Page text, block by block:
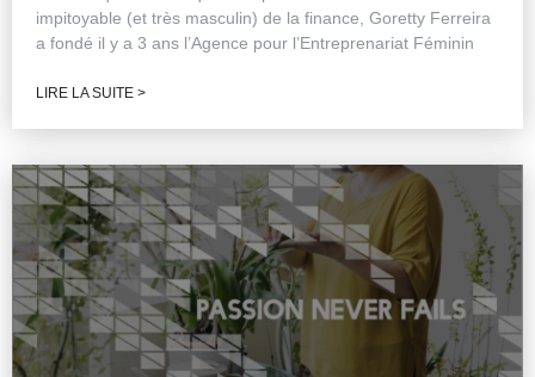
impitoyable (et très masculin) de la finance, Goretty Ferreira
a fondé il y a 3 ans l’Agence pour l’Entreprenariat Féminin
LIRE LA SUITE >